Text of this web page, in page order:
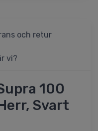
och retur
vi?
100
Svart